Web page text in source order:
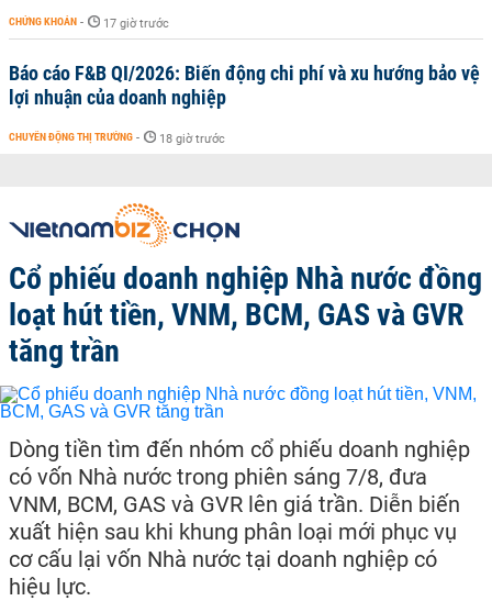
CHỨNG KHOÁN - 17 giờ trước
Báo cáo F&B QI/2026: Biến động chi phí và xu hướng bảo vệ
lợi nhuận của doanh nghiệp
CHUYỂN ĐỘNG THỊ TRƯỜNG - 18 giờ trước
Cổ phiếu doanh nghiệp Nhà nước đồng
loạt hút tiền, VNM, BCM, GAS và GVR
tăng trần
Dòng tiền tìm đến nhóm cổ phiếu doanh nghiệp
có vốn Nhà nước trong phiên sáng 7/8, đưa
VNM, BCM, GAS và GVR lên giá trần. Diễn biến
xuất hiện sau khi khung phân loại mới phục vụ
cơ cấu lại vốn Nhà nước tại doanh nghiệp có
hiệu lực.